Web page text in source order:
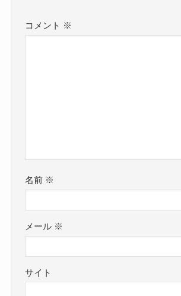
コメント ※
名前 ※
メール ※
サイト